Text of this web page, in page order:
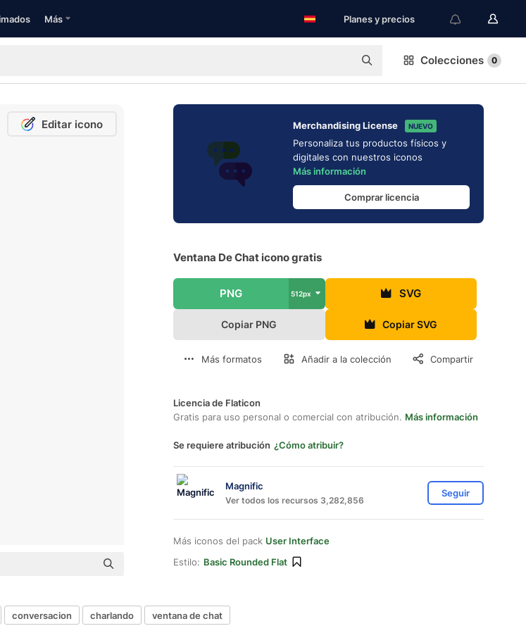
Más Planes y precios
Colecciones 0
Editar icono Merchandising License NUEVO
Personaliza tus productos físicos y
digitales con nuestros iconos
Más información
Comprar licencia
Ventana De Chat icono gratis
PNG 512px SVG
Copiar PNG Copiar SVG
Más formatos Añadir a la colección Compartir
Licencia de Flaticon
Gratis para uso personal o comercial con atribución. Más información
Se requiere atribución ¿Cómo atribuir?
Magnific
Ver todos los recursos 3,282,856
Seguir
Más iconos del pack User Interface
Estilo: Basic Rounded Flat
conversacion charlando ventana de chat